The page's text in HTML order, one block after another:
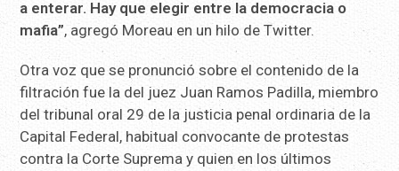
a enterar. Hay que elegir entre la democracia o
mafia”, agregó Moreau en un hilo de Twitter.
Otra voz que se pronunció sobre el contenido de la
filtración fue la del juez Juan Ramos Padilla, miembro
del tribunal oral 29 de la justicia penal ordinaria de la
Capital Federal, habitual convocante de protestas
contra la Corte Suprema y quien en los últimos